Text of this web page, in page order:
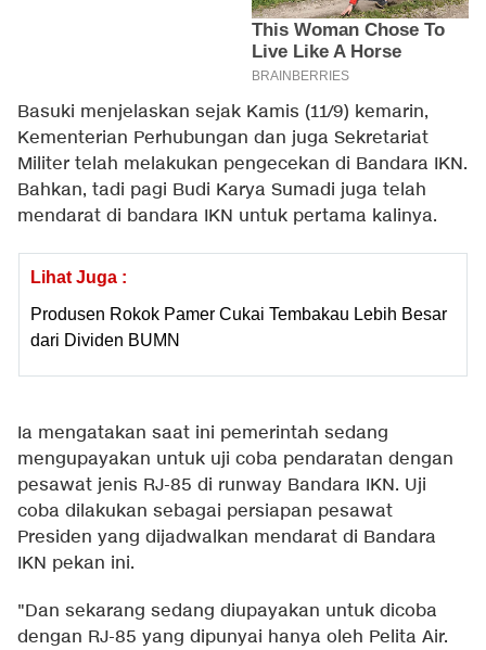
Basuki menjelaskan sejak Kamis (11/9) kemarin,
Kementerian Perhubungan dan juga Sekretariat
Militer telah melakukan pengecekan di Bandara IKN.
Bahkan, tadi pagi Budi Karya Sumadi juga telah
mendarat di bandara IKN untuk pertama kalinya.
Lihat Juga :
Produsen Rokok Pamer Cukai Tembakau Lebih Besar
dari Dividen BUMN
Ia mengatakan saat ini pemerintah sedang
mengupayakan untuk uji coba pendaratan dengan
pesawat jenis RJ-85 di runway Bandara IKN. Uji
coba dilakukan sebagai persiapan pesawat
Presiden yang dijadwalkan mendarat di Bandara
IKN pekan ini.
"Dan sekarang sedang diupayakan untuk dicoba
dengan RJ-85 yang dipunyai hanya oleh Pelita Air.